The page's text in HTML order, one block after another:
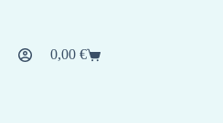
Carro
0,00 €